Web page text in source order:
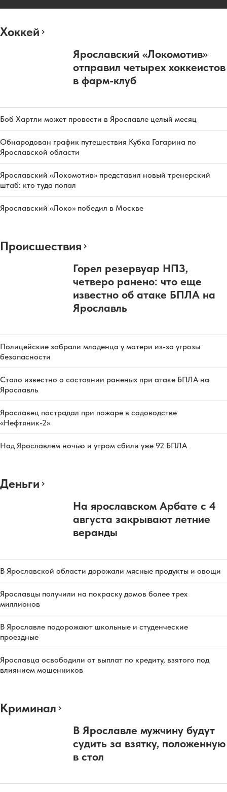
Хоккей
Ярославский «Локомотив»
отправил четырех хоккеистов
в фарм-клуб
Боб Хартли может провести в Ярославле целый месяц
Обнародован график путешествия Кубка Гагарина по
Ярославской области
Ярославский «Локомотив» представил новый тренерский
штаб: кто туда попал
Ярославский «Локо» победил в Москве
Происшествия
Горел резервуар НПЗ,
четверо ранено: что еще
известно об атаке БПЛА на
Ярославль
Полицейские забрали младенца у матери из-за угрозы
безопасности
Стало известно о состоянии раненых при атаке БПЛА на
Ярославль
Ярославец пострадал при пожаре в садоводстве
«Нефтяник-2»
Над Ярославлем ночью и утром сбили уже 92 БПЛА
Деньги
На ярославском Арбате с 4
августа закрывают летние
веранды
В Ярославской области дорожали мясные продукты и овощи
Ярославцы получили на покраску домов более трех
миллионов
В Ярославле подорожают школьные и студенческие
проездные
Ярославца освободили от выплат по кредиту, взятого под
влиянием мошенников
Криминал
В Ярославле мужчину будут
судить за взятку, положенную
в стол